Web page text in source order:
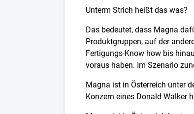
Unterm Strich heißt das was?
Das bedeutet, dass Magna
Produktgruppen, auf der
Fertigungs-Know how bis
voraus haben. Im Szenario
Magna ist in Österreich unter
Konzern eines Donald Walker